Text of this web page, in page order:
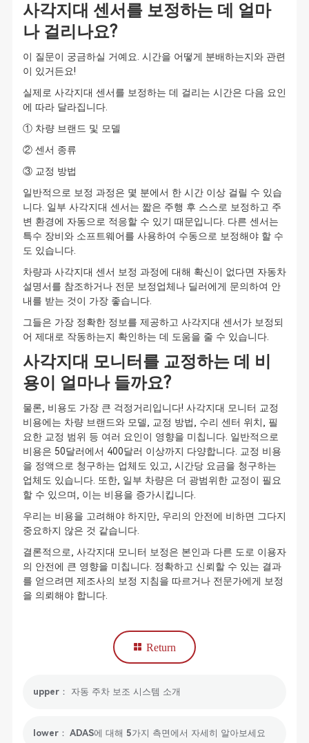
사각지대 센서를 보정하는 데 얼마
나 걸리나요?
이 질문이 궁금하실 거예요. 시간을 어떻게 분배하는지와 관련
이 있거든요!
실제로 사각지대 센서를 보정하는 데 걸리는 시간은 다음 요인
에 따라 달라집니다.
① 차량 브랜드 및 모델
② 센서 종류
③ 교정 방법
일반적으로 보정 과정은 몇 분에서 한 시간 이상 걸릴 수 있습
니다. 일부 사각지대 센서는 짧은 주행 후 스스로 보정하고 주
변 환경에 자동으로 적응할 수 있기 때문입니다. 다른 센서는
특수 장비와 소프트웨어를 사용하여 수동으로 보정해야 할 수
도 있습니다.
차량과 사각지대 센서 보정 과정에 대해 확신이 없다면 자동차
설명서를 참조하거나 전문 보정업체나 딜러에게 문의하여 안
내를 받는 것이 가장 좋습니다.
그들은 가장 정확한 정보를 제공하고 사각지대 센서가 보정되
어 제대로 작동하는지 확인하는 데 도움을 줄 수 있습니다.
사각지대 모니터를 교정하는 데 비
용이 얼마나 들까요?
물론, 비용도 가장 큰 걱정거리입니다! 사각지대 모니터 교정
비용에는 차량 브랜드와 모델, 교정 방법, 수리 센터 위치, 필
요한 교정 범위 등 여러 요인이 영향을 미칩니다. 일반적으로
비용은 50달러에서 400달러 이상까지 다양합니다. 교정 비용
을 정액으로 청구하는 업체도 있고, 시간당 요금을 청구하는
업체도 있습니다. 또한, 일부 차량은 더 광범위한 교정이 필요
할 수 있으며, 이는 비용을 증가시킵니다.
우리는 비용을 고려해야 하지만, 우리의 안전에 비하면 그다지
중요하지 않은 것 같습니다.
결론적으로, 사각지대 모니터 보정은 본인과 다른 도로 이용자
의 안전에 큰 영향을 미칩니다. 정확하고 신뢰할 수 있는 결과
를 얻으려면 제조사의 보정 지침을 따르거나 전문가에게 보정
을 의뢰해야 합니다.
Return
upper： 자동 주차 보조 시스템 소개
lower： ADAS에 대해 5가지 측면에서 자세히 알아보세요